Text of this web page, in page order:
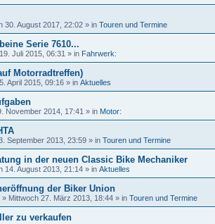
30. August 2017, 22:02 » in Touren und Termine
Serie 7610...
Juli 2015, 06:31 » in Fahrwerk:
Motorradtreffen)
April 2015, 09:16 » in Aktuelles
November 2014, 17:41 » in Motor:
September 2013, 23:59 » in Touren und Termine
in der neuen Classic Bike Mechaniker
14. August 2013, 21:14 » in Aktuelles
der Biker Union
» Mittwoch 27. März 2013, 18:44 » in Touren und Termine
zu verkaufen